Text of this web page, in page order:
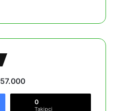
57.000
0
Takipçi